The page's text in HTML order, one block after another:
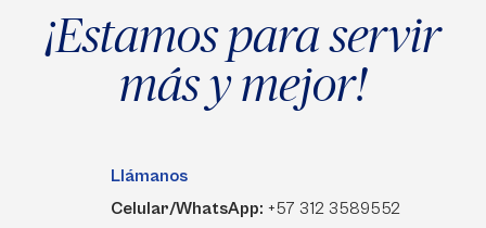
¡Estamos para servir
más y mejor!
Llámanos
Celular/WhatsApp: +57 312 3589552